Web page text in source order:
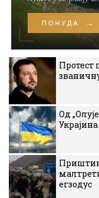
Протест
Од
Украјина
егзодус